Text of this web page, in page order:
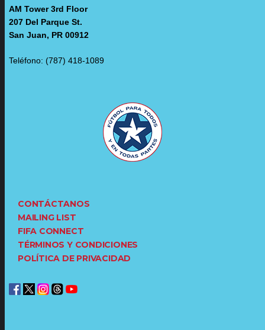
AM Tower 3rd Floor
207 Del Parque St.
San Juan, PR 00912
Teléfono: (787) 418-1089
CONTÁCTANOS
MAILING LIST
FIFA CONNECT
TÉRMINOS Y CONDICIONES
POLÍTICA DE PRIVACIDAD